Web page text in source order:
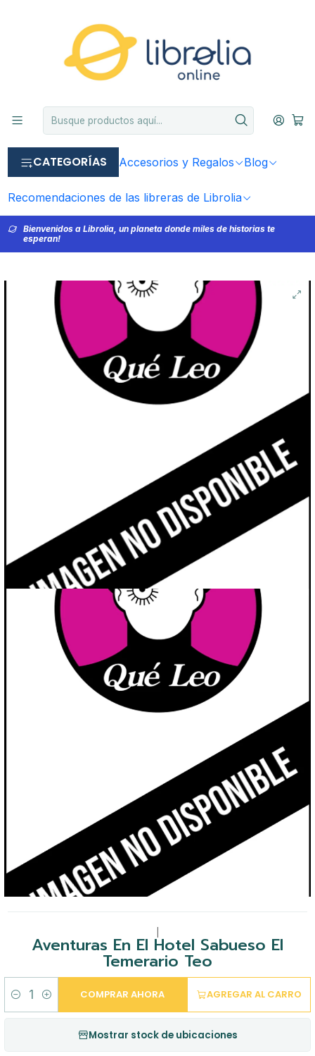
CATEGORÍAS Accesorios y Regalos Blog
Recomendaciones de las libreras de Librolia
Bienvenidos a Librolia, un planeta donde miles de historias te
esperan!
Aventuras En El Hotel Sabueso El
Temerario Teo
Cantidad
AGREGAR AL CARRO
COMPRAR AHORA
Mostrar stock de ubicaciones